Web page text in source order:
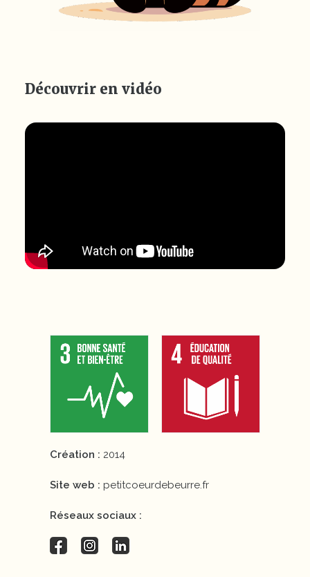
Découvrir en vidéo
Création : 2014
Site web : petitcoeurdebeurre.fr
Réseaux sociaux :